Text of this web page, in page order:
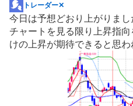
掲
示
板
記
トレーダー✕
今日は予想どおり上がりまし
チャートを見る限り上昇指
けの上昇が期待できると思わ